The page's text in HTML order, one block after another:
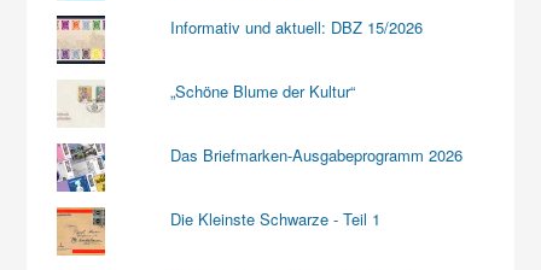
Informativ und aktuell: DBZ 15/2026
„Schöne Blume der Kultur“
Das Briefmarken-Ausgabeprogramm 2026
Die Kleinste Schwarze - Teil 1